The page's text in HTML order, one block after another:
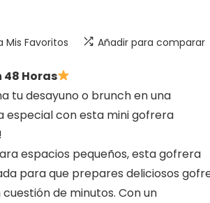
Mis Favoritos Añadir para comparar
48 Horas
tu desayuno o brunch en una
especial con esta mini gofrera
espacios pequeños, esta gofrera
para que prepares deliciosos
de minutos. Con un